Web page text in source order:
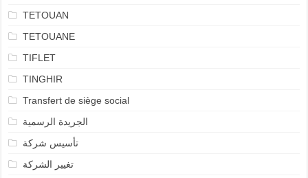
TETOUAN
TETOUANE
TIFLET
TINGHIR
Transfert de siège social
الجريدة الرسمية
تأسيس شركة
تغيير الشركة